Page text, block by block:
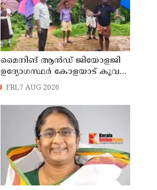
മൈനിങ് ആൻഡ്​ ജിയോളജി
ഉദ്യോഗസ്ഥർ കോളയാട് കൂവ
ഉന്നതി സന്ദർശിച്ചു
FRI,7 AUG 2026